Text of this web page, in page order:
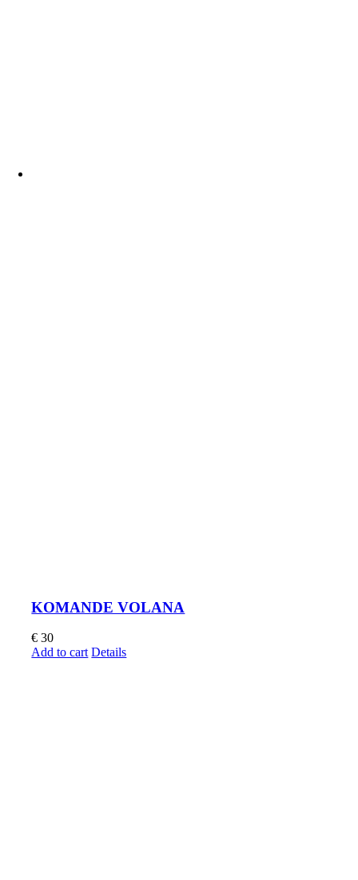
KOMANDE VOLANA
€ 30
Add to cart Details